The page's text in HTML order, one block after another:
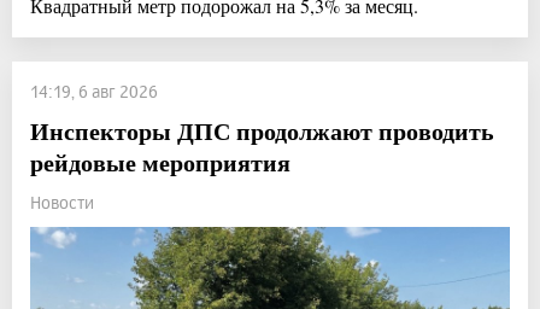
Квадратный метр подорожал на 5,3% за месяц.
14:19, 6 авг 2026
Инспекторы ДПС продолжают проводить
рейдовые мероприятия
Новости